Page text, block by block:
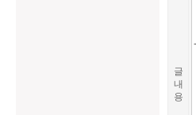
글
내
용